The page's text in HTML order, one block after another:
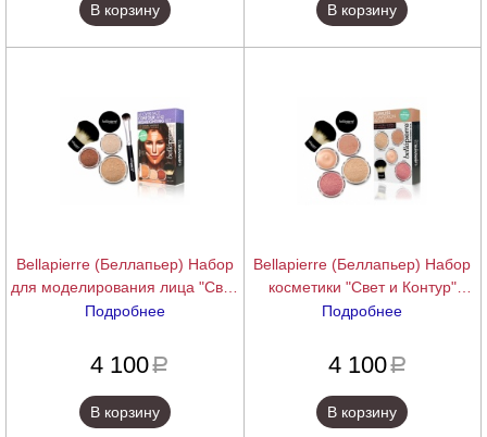
В корзину В корзину
Bellapierre (Беллапьер) Набор
для моделирования лица "Свет
и Контур" (All Over Face Highlight
Подробнее
4 100a
В корзину
Bellapierre (Беллапьер) Набор
косметики "Свет и Контур"
(Flawless Complexikon Pro Kit -
Подробнее
4 100a
В корзину